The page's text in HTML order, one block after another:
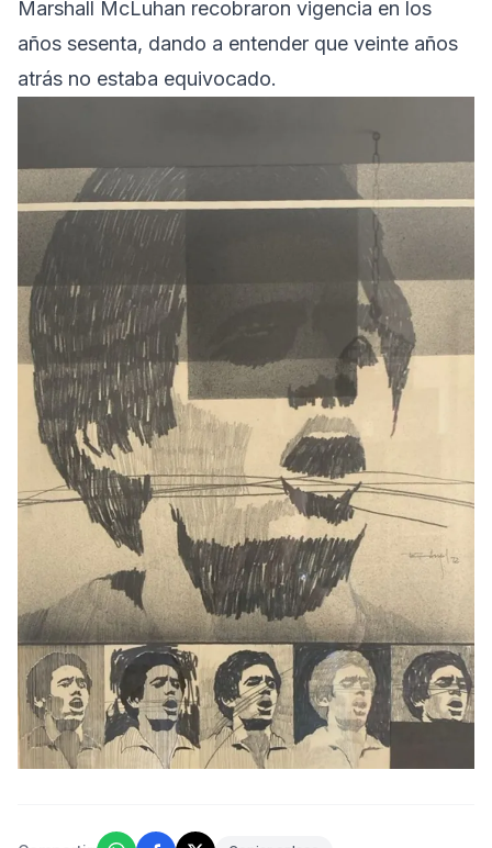
Marshall McLuhan recobraron vigencia en los
años sesenta, dando a entender que veinte años
atrás no estaba equivocado.